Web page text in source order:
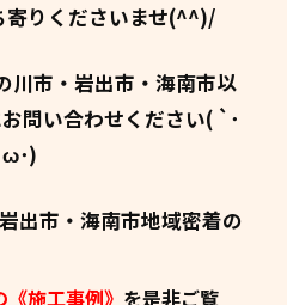
寄りくださいませ(^^)/
市・岩出市・海南市以
問い合わせください( `･
ω･)
出市・海南市地域密着の
施工事例》 を是非ご覧